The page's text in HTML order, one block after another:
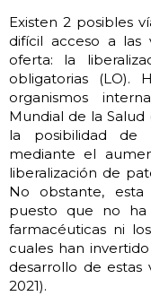
Existen 2 posibles
difícil acceso a las
oferta: la
obligatorias (LO).
organismos
Mundial de la Salud
la posibilidad de
mediante el
liberalización de
No obstante,
puesto que no ha
farmacéuticas ni
cuales han
desarrollo de estas
2021).